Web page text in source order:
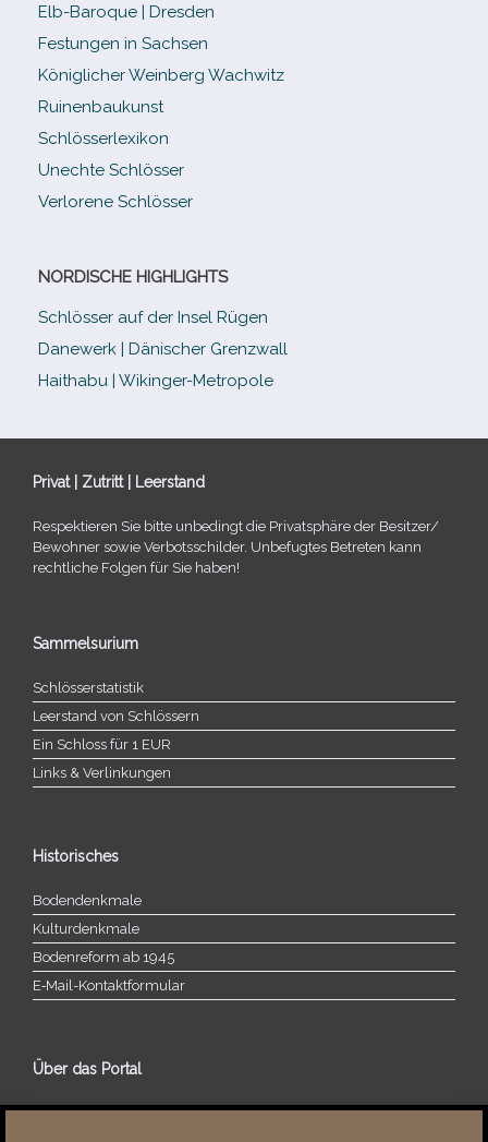
Elb-​Baroque | Dresden
Festungen in Sachsen
Königlicher Weinberg Wachwitz
Ruinenbaukunst
Schlösserlexikon
Unechte Schlösser
Verlorene Schlösser
NORDISCHE HIGHLIGHTS
Schlösser auf der Insel Rügen
Danewerk | Dänischer Grenzwall
Haithabu | Wikinger-Metropole
Privat | Zutritt | Leerstand
Respektieren Sie bitte unbe­dingt die Privatsphäre der Besitzer/​
Bewohner sowie Verbotsschilder. Unbefugtes Betreten kann
recht­li­che Folgen für Sie haben!
Sammelsurium
Schlösserstatistik
Leerstand von Schlössern
Ein Schloss für 1 EUR
Links & Verlinkungen
Historisches
Bodendenkmale
Kulturdenkmale
Bodenreform ab 1945
E‑Mail-​​Kontaktformular
Über das Portal
Über dieses Portal